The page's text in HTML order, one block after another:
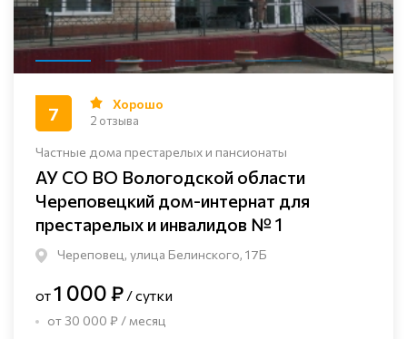
Частные дома престарелых и пансионаты
АУ СО ВО Вологодской области
Череповецкий дом-интернат для
престарелых и инвалидов № 1
Череповец, улица Белинского, 17Б
7 Хорошо
2 отзыва
от1 000 ₽ / сутки
от 30 000 ₽ / месяц